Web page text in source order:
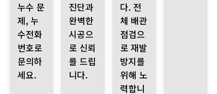
누수 문
제, 누
수전화
번호로
문의하
세요.
진단과
완벽한
시공으
로 신뢰
를 드립
니다.
다. 전
체 배관
점검으
로 재발
방지를
위해 노
력합니